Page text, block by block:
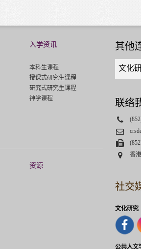
入学资讯
本科生课程
授课式研究生课程
研究式研究生课程
神学课程
资源
其他
Quick
links
select
文化
联络
Fax
香
社交
文化研究
公共人文